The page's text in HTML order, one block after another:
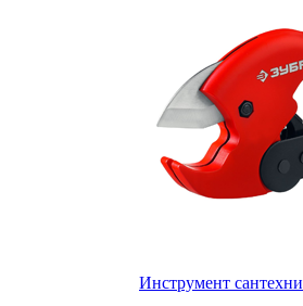
Инструмент